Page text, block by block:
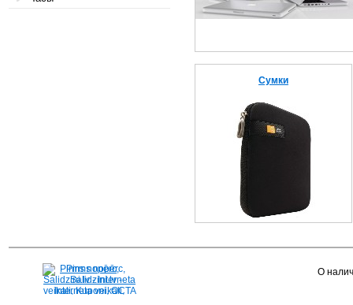
Сумки
Pirms nopērc,
Salidzini.lv - Interneta
veikali, Kuponi, OCTA
О